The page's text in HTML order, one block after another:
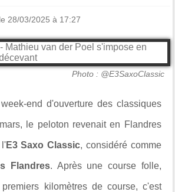
le 28/03/2025 à 17:27
Photo : @E3SaxoClassic
end d'ouverture des classiques
le peloton revenait en Flandres
l'E3 Saxo Classic, considéré comme
Flandres. Après une course folle,
kilomètres de course, c'est